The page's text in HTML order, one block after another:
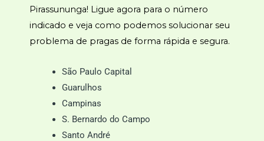
Pirassununga! Ligue agora para o número
indicado e veja como podemos solucionar seu
problema de pragas de forma rápida e segura.
São Paulo Capital
Guarulhos
Campinas
S. Bernardo do Campo
Santo André